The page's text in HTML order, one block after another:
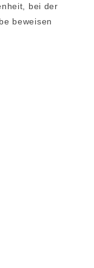
bei der
beweisen